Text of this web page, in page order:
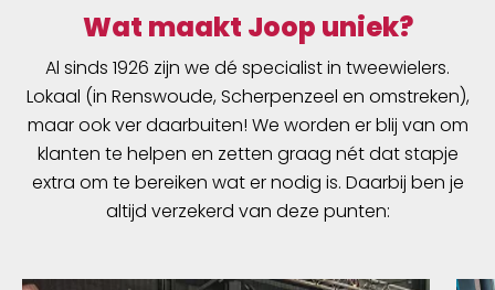
Wat maakt Joop uniek?
Al sinds 1926 zijn we dé specialist in tweewielers.
Lokaal (in Renswoude, Scherpenzeel en omstreken),
maar ook ver daarbuiten! We worden er blij van om
klanten te helpen en zetten graag nét dat stapje
extra om te bereiken wat er nodig is. Daarbij ben je
altijd verzekerd van deze punten: